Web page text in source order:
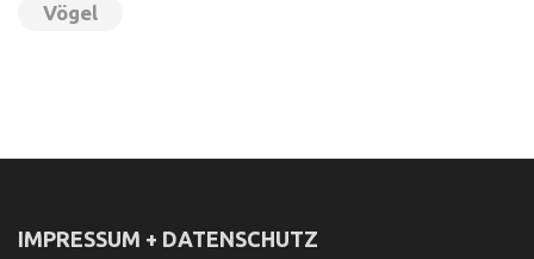
Vögel
IMPRESSUM + DATENSCHUTZ